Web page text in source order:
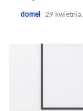
domel 29